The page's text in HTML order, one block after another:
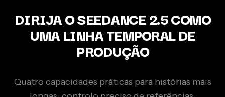
DIRIJA O SEEDANCE 2.5 COMO
UMA LINHA TEMPORAL DE
PRODUÇÃO
Quatro capacidades práticas para histórias mais